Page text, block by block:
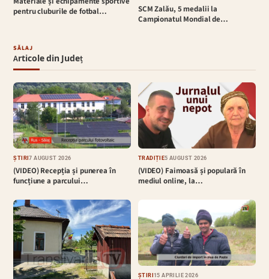
pentru cluburile de fotbal…
SCM Zalău, 5 medalii la
Campionatul Mondial de…
SĂLAJ
Articole din Județ
ȘTIRI7 AUGUST 2026
(VIDEO) Recepția și punerea în
funcțiune a parcului…
TRADIȚIE5 AUGUST 2026
(VIDEO) Faimoasă și populară în
mediul online, la…
ȘTIRI15 APRILIE 2026